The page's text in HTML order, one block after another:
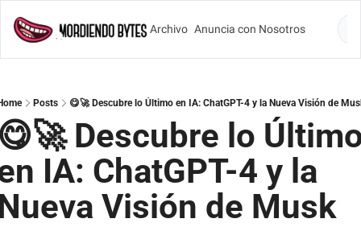
Archivo Anuncia con Nosotros
Posts 😋🚀 Descubre lo Último en IA: ChatGPT-4 y la Nueva Visión de
Descubre lo
IA: ChatGPT-4 y la
Visión de Musk